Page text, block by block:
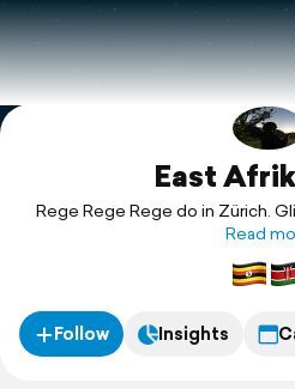
Flyover video
Explore
SupportEast
Rege Rege Rege do in Zürich.
Doha abhebe... I ha so im
Abentür uf mi
Read
Follow Insights